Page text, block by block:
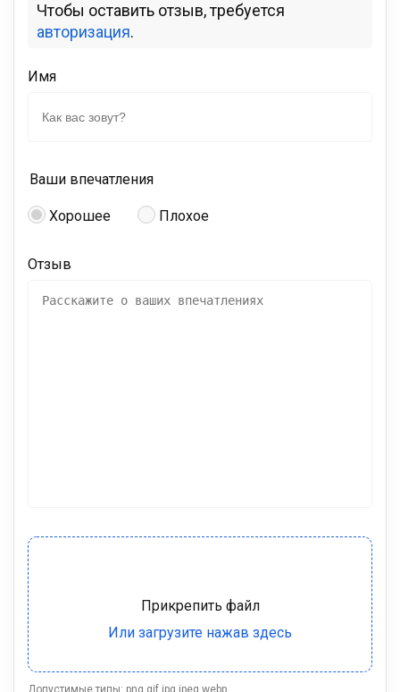
Чтобы оставить отзыв, требуется
авторизация.
Имя
Ваши впечатления
Хорошее Плохое
Отзыв
Допустимые типы: png gif jpg jpeg webp.